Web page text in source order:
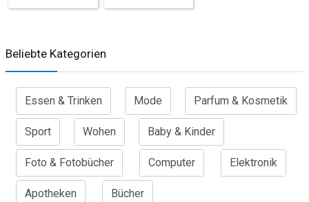
Beliebte Kategorien
Essen & Trinken Mode Parfum & Kosmetik
Sport Wohen Baby & Kinder
Foto & Fotobücher Computer Elektronik
Apotheken Bücher